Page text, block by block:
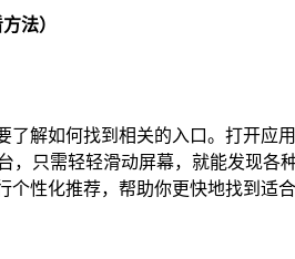
法）
了解如何找到相关的入口。打开
，只需轻轻滑动屏幕，就能发现各
个性化推荐，帮助你更快地找到适合